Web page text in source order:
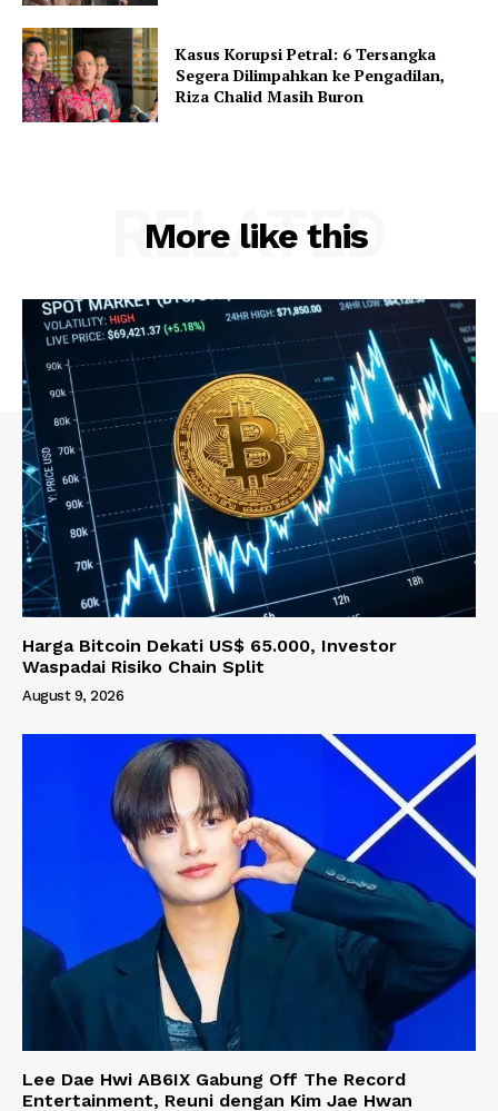
Kasus Korupsi Petral: 6 Tersangka
Segera Dilimpahkan ke Pengadilan,
Riza Chalid Masih Buron
More like this
RELATED
Harga Bitcoin Dekati US$ 65.000, Investor
Waspadai Risiko Chain Split
August 9, 2026
Lee Dae Hwi AB6IX Gabung Off The Record
Entertainment, Reuni dengan Kim Jae Hwan